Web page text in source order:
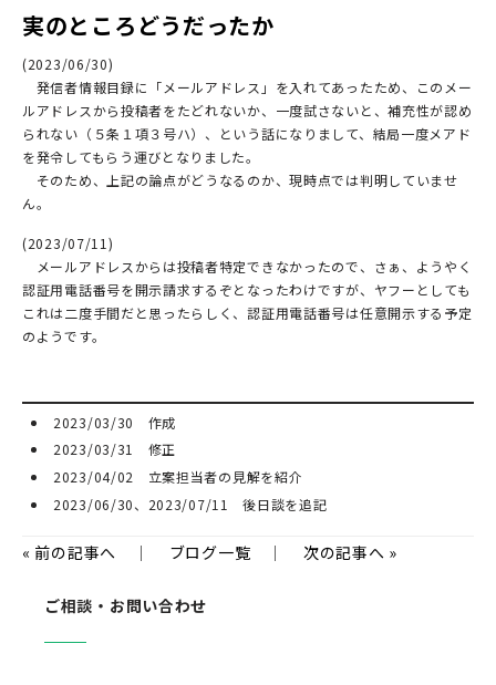
実のところどうだったか
(2023/06/30)
発信者情報目録に「メールアドレス」を入れてあったため、このメー
ルアドレスから投稿者をたどれないか、一度試さないと、補充性が認め
られない（５条１項３号ハ）、という話になりまして、結局一度メアド
を発令してもらう運びとなりました。
そのため、上記の論点がどうなるのか、現時点では判明していませ
ん。
(2023/07/11)
メールアドレスからは投稿者特定できなかったので、さぁ、ようやく
認証用電話番号を開示請求するぞとなったわけですが、ヤフーとしても
これは二度手間だと思ったらしく、認証用電話番号は任意開示する予定
のようです。
2023/03/30 作成
2023/03/31 修正
2023/04/02 立案担当者の見解を紹介
2023/06/30、2023/07/11 後日談を追記
« 前の記事へ ｜ ブログ一覧 ｜次の記事へ »
ご相談・お問い合わせ